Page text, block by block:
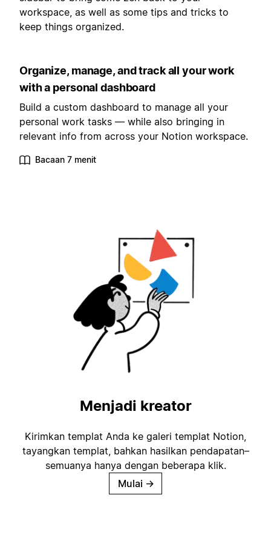
workspace, as well as some tips and tricks to
keep things organized.
Organize, manage, and track all your work
with a personal dashboard
Build a custom dashboard to manage all your
personal work tasks — while also bringing in
relevant info from across your Notion workspace.
Bacaan 7 menit
Menjadi kreator
Kirimkan templat Anda ke galeri templat Notion,
tayangkan templat, bahkan hasilkan pendapatan–
semuanya hanya dengan beberapa klik.
Mulai →